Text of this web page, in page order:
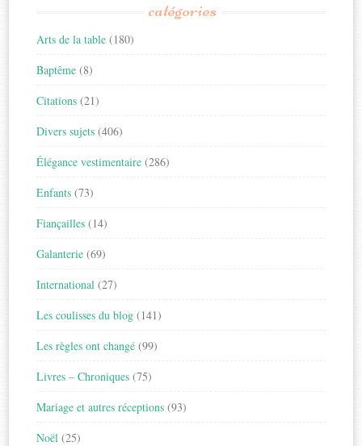
catégories
Arts de la table (180)
Baptême (8)
Citations (21)
Divers sujets (406)
Élégance vestimentaire (286)
Enfants (73)
Fiançailles (14)
Galanterie (69)
International (27)
Les coulisses du blog (141)
Les règles ont changé (99)
Livres – Chroniques (75)
Mariage et autres réceptions (93)
Noël (25)